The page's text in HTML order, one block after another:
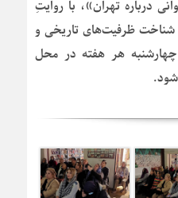
درباره تهران»، با روایتِ
ظرفیت‌های تاریخی و
هر هفته در محل